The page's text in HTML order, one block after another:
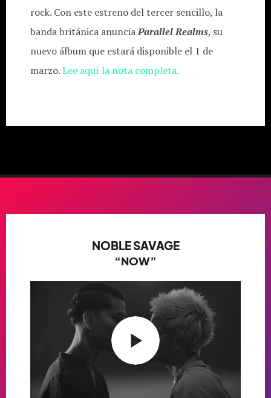
rock. Con este estreno del tercer sencillo, la
banda británica anunciaParallel Realms, su
nuevo álbum que estará disponible el 1 de
marzo.Lee aquí la nota completa.
NOBLE SAVAGE
“NOW”